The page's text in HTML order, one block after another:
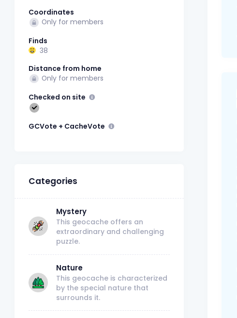
Coordinates
Only for members
Finds
38
Distance from home
Only for members
Checked on site
GCVote + CacheVote
Categories
Mystery
This geocache offers an
extraordinary and challenging
puzzle.
Nature
This geocache is characterized
by the special nature that
surrounds it.